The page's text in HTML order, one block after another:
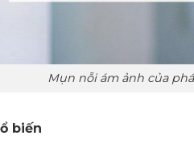
Mụn nỗi ám ảnh của
biến